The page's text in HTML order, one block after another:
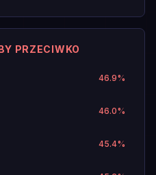
PRZECIWKO
46.9%
46.0%
45.4%